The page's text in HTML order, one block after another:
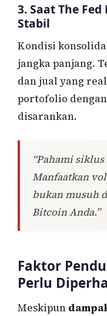
3. Saat The
Stabil
Kondisi
jangka panjang.
dan jual yang
portofolio
disarankan.
“Pahami
Manfaatkan
bukan musuh
Bitcoin Anda.”
Faktor
Perlu
Meskipun